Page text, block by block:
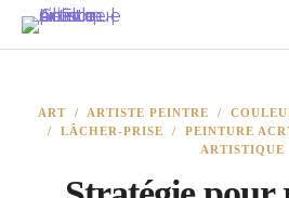
ART / ARTISTE PEINTRE /
/ LÂCHER-PRISE / PEINTURE
ARTISTIQUE